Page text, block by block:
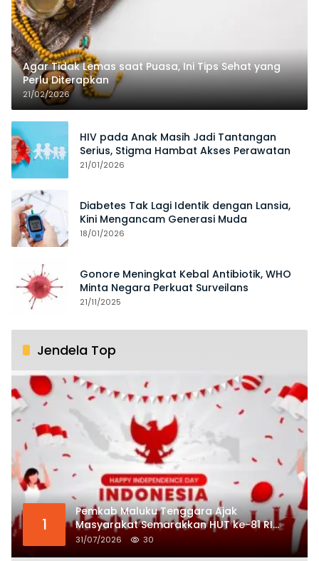
Agar Tidak Lemas saat Puasa, Ini Tips Sehat yang
Perlu Diterapkan
21/02/2026
HIV pada Anak Masih Jadi Tantangan
Serius, Stigma Hambat Akses Perawatan
21/01/2026
Diabetes Tak Lagi Identik dengan Lansia,
Kini Mengancam Generasi Muda
18/01/2026
Gonore Meningkat Kebal Antibiotik, WHO
Minta Negara Perkuat Surveilans
21/11/2025
Jendela Top
1
Pemkab Maluku Tenggara Ajak
Masyarakat Semarakkan HUT ke-81 RI
dengan Semangat Nasionalisme
31/07/2026 30